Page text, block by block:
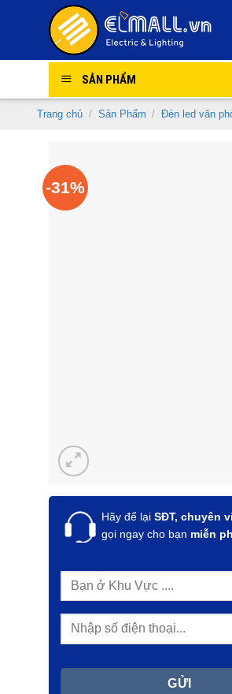
SẢN PHẨM
Trang chủ / Sản Phẩm / Đèn led văn
-31%
Hãy để lại SĐT, chuyên
gọi ngay cho bạn miễn